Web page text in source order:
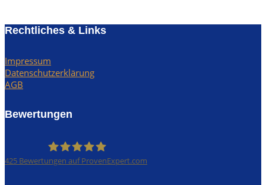
Rechtliches & Links
Impressum
Datenschutzerklärung
AGB
Bewertungen
425 Bewertungen auf ProvenExpert.com